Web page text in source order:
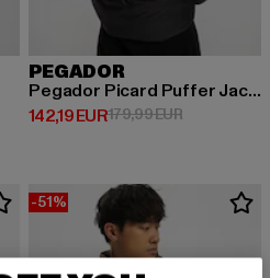
139,99 EUR
PEGADOR
Pegador Picard Puffer Jacket
142,19 EUR
Derzeitiger Preis: 142,19 EUR
179,99 EURAktionspreis:
-51%